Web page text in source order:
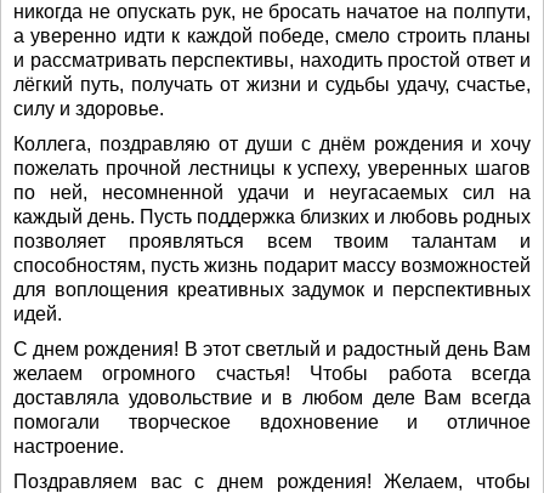
никогда не опускать рук, не бросать начатое на полпути,
а уверенно идти к каждой победе, смело строить планы
и рассматривать перспективы, находить простой ответ и
лёгкий путь, получать от жизни и судьбы удачу, счастье,
силу и здоровье.
Коллега, поздравляю от души с днём рождения и хочу
пожелать прочной лестницы к успеху, уверенных шагов
по ней, несомненной удачи и неугасаемых сил на
каждый день. Пусть поддержка близких и любовь родных
позволяет проявляться всем твоим талантам и
способностям, пусть жизнь подарит массу возможностей
для воплощения креативных задумок и перспективных
идей.
С днем рождения! В этот светлый и радостный день Вам
желаем огромного счастья! Чтобы работа всегда
доставляла удовольствие и в любом деле Вам всегда
помогали творческое вдохновение и отличное
настроение.
Поздравляем вас с днем рождения! Желаем, чтобы